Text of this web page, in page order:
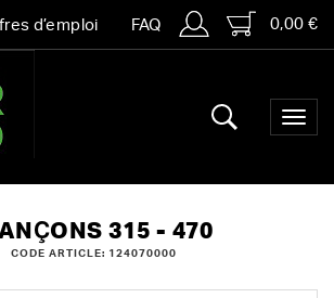
d’emploi FAQ 0,00 €
315 - 470
CODE ARTICLE: 124070000